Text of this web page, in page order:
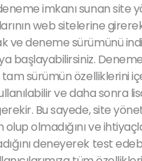
imkanı sunan site
web sitelerine
ve deneme sürümünü
başlayabilirsiniz.
sürümün özelliklerini
ve daha sonra
Bu sayede, site
olmadığını ve
deneyerek test